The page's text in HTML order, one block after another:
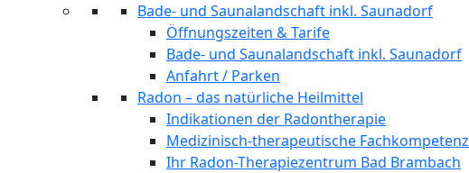
Bade- und Saunalandschaft inkl. Saunadorf
Öffnungszeiten & Tarife
Bade- und Saunalandschaft inkl. Saunadorf
Anfahrt / Parken
Radon – das natürliche Heilmittel
Indikationen der Radontherapie
Medizinisch-therapeutische Fachkompetenz
Ihr Radon-Therapiezentrum Bad Brambach